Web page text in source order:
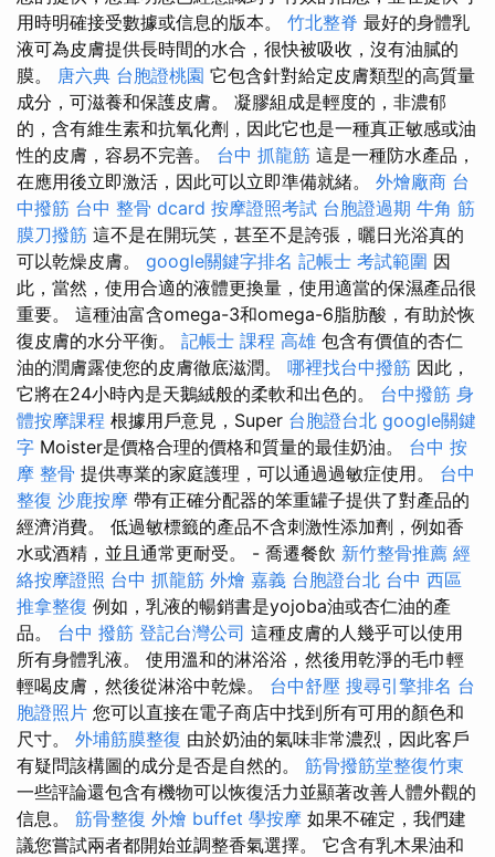
用時明確接受數據或信息的版本。 竹北整脊 最好的身體乳
液可為皮膚提供長時間的水合，很快被吸收，沒有油膩的
膜。 唐六典 台胞證桃園 它包含針對給定皮膚類型的高質量
成分，可滋養和保護皮膚。 凝膠組成是輕度的，非濃郁
的，含有維生素和抗氧化劑，因此它也是一種真正敏感或油
性的皮膚，容易不完善。 台中 抓龍筋 這是一種防水產品，
在應用後立即激活，因此可以立即準備就緒。 外燴廠商 台
中撥筋 台中 整骨 dcard 按摩證照考試 台胞證過期 牛角 筋
膜刀撥筋 這不是在開玩笑，甚至不是誇張，曬日光浴真的
可以乾燥皮膚。 google關鍵字排名 記帳士 考試範圍 因
此，當然，使用合適的液體更換量，使用適當的保濕產品很
重要。 這種油富含omega-3和omega-6脂肪酸，有助於恢
復皮膚的水分平衡。 記帳士 課程 高雄 包含有價值的杏仁
油的潤膚露使您的皮膚徹底滋潤。 哪裡找台中撥筋 因此，
它將在24小時內是天鵝絨般的柔軟和出色的。 台中撥筋 身
體按摩課程 根據用戶意見，Super 台胞證台北 google關鍵
字 Moister是價格合理的價格和質量的最佳奶油。 台中 按
摩 整骨 提供專業的家庭護理，可以通過過敏症使用。 台中
整復 沙鹿按摩 帶有正確分配器的笨重罐子提供了對產品的
經濟消費。 低過敏標籤的產品不含刺激性添加劑，例如香
水或酒精，並且通常更耐受。 - 喬遷餐飲 新竹整骨推薦 經
絡按摩證照 台中 抓龍筋 外燴 嘉義 台胞證台北 台中 西區
推拿整復 例如，乳液的暢銷書是yojoba油或杏仁油的產
品。 台中 撥筋 登記台灣公司 這種皮膚的人幾乎可以使用
所有身體乳液。 使用溫和的淋浴浴，然後用乾淨的毛巾輕
輕喝皮膚，然後從淋浴中乾燥。 台中舒壓 搜尋引擎排名 台
胞證照片 您可以直接在電子商店中找到所有可用的顏色和
尺寸。 外埔筋膜整復 由於奶油的氣味非常濃烈，因此客戶
有疑問該構圖的成分是否是自然的。 筋骨撥筋堂整復竹東
一些評論還包含有機物可以恢復活力並顯著改善人體外觀的
信息。 筋骨整復 外燴 buffet 學按摩 如果不確定，我們建
議您嘗試兩者都開始並調整香氣選擇。 它含有乳木果油和